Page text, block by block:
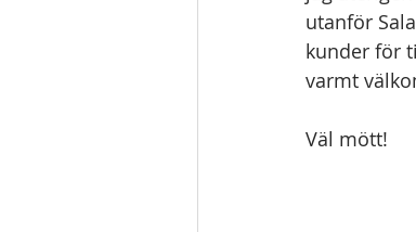
utanför
kunder för
varmt
Väl mött!